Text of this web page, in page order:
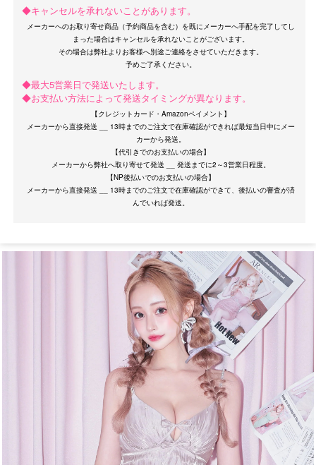
◆キャンセルを承れないことがあります。
メーカーへのお取り寄せ商品（予約商品を含む）を既にメーカーへ手配を完了してし
まった場合はキャンセルを承れないことがございます。
その場合は弊社よりお客様へ別途ご連絡をさせていただきます。
◆最大5営業日で発送いたします。
◆お支払い方法によって発送タイミングが異なります。
【クレジットカード・Amazonペイメント】
メーカーから直接発送 __ 13時までのご注文で在庫確認ができれば最短当日中にメー
カーから発送。
【代引きでのお支払いの場合】
メーカーから弊社へ取り寄せて発送 __ 発送までに2～3営業日程度。
【NP後払いでのお支払いの場合】
メーカーから直接発送 __ 13時までのご注文で在庫確認ができて、後払いの審査が済